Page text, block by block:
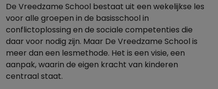
De Vreedzame School bestaat uit een wekelijkse les
voor alle groepen in de basisschool in
conflictoplossing en de sociale competenties die
daar voor nodig zijn. Maar De Vreedzame School is
meer dan een lesmethode. Het is een visie, een
aanpak, waarin de eigen kracht van kinderen
centraal staat.